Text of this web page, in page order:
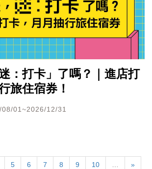
：打卡」了嗎？｜進店打
旅住宿券！
08/01~2026/12/31
5 6 7 8 9 10 »